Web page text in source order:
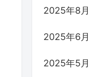
2025年8月
2025年6月
2025年5月